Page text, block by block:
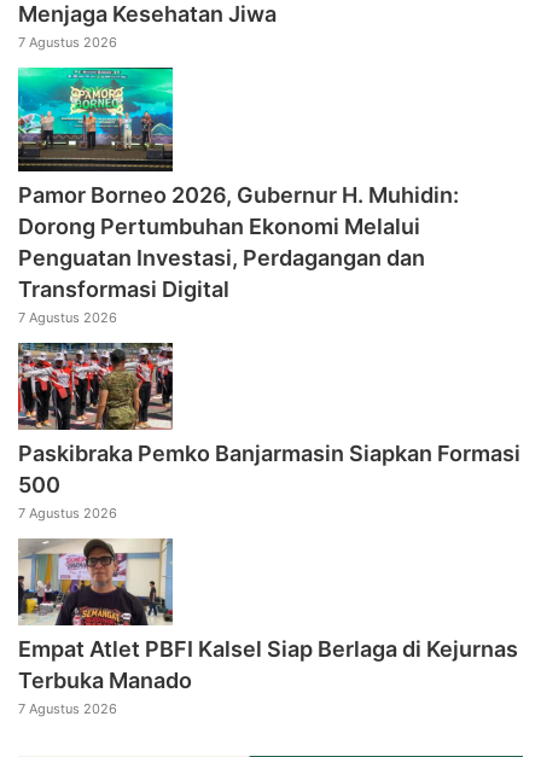
Menjaga Kesehatan Jiwa
7 Agustus 2026
Pamor Borneo 2026, Gubernur H. Muhidin:
Dorong Pertumbuhan Ekonomi Melalui
Penguatan Investasi, Perdagangan dan
Transformasi Digital
7 Agustus 2026
Paskibraka Pemko Banjarmasin Siapkan Formasi
500
7 Agustus 2026
Empat Atlet PBFI Kalsel Siap Berlaga di Kejurnas
Terbuka Manado
7 Agustus 2026